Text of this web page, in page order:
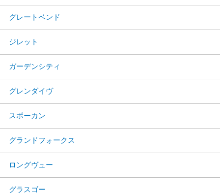
グレートベンド
ジレット
ガーデンシティ
グレンダイヴ
スポーカン
グランドフォークス
ロングヴュー
グラスゴー